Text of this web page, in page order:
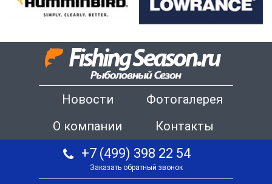
Новости
Фотогалерея
О компании
Контакты
+7 (499) 398 22 54
Заказать обратный звонок